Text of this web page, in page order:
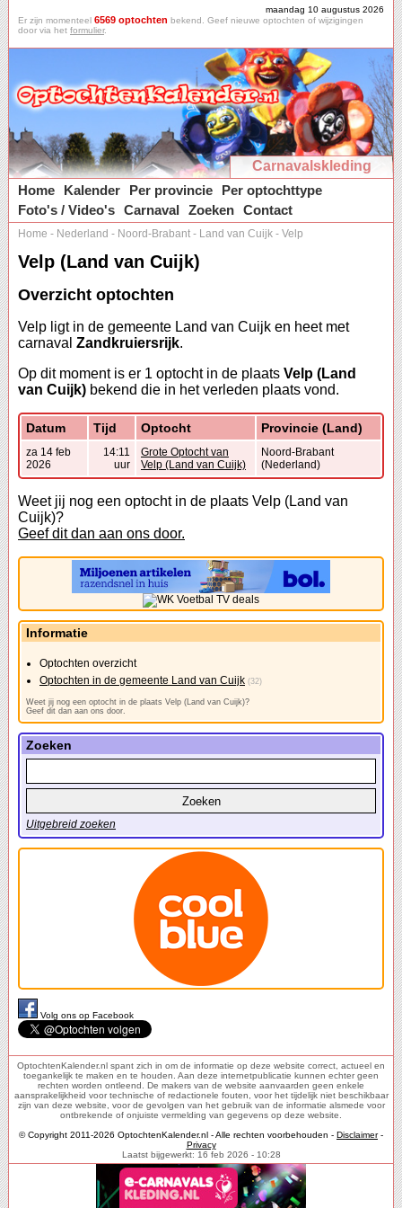
maandag 10 augustus 2026
Er zijn momenteel 6569 optochten bekend. Geef nieuwe optochten of wijzigingen
door via het formulier.
Carnavalskleding
Home
Kalender Per provincie
Per optochttype
Foto's / Video's Carnaval Zoeken Contact
Home - Nederland - Noord-Brabant - Land van Cuijk - Velp
Velp (Land van Cuijk)
Overzicht optochten
Velp ligt in de gemeente Land van Cuijk en heet met
carnaval Zandkruiersrijk.
Op dit moment is er 1 optocht in de plaats Velp (Land
van Cuijk) bekend die in het verleden plaats vond.
Datum Tijd Optocht Provincie (Land)
za 14 feb
2026
14:11
uur
Grote Optocht van
Velp (Land van Cuijk)
Noord-Brabant
(Nederland)
Weet jij nog een optocht in de plaats Velp (Land van
Cuijk)?
Geef dit dan aan ons door.
Informatie
Optochten overzicht
Optochten in de gemeente Land van Cuijk (32)
Weet jij nog een optocht in de plaats Velp (Land van Cuijk)?
Geef dit dan aan ons door.
Zoeken
Uitgebreid zoeken
Volg ons op Facebook
OptochtenKalender.nl spant zich in om de informatie op deze website correct, actueel en
toegankelijk te maken en te houden. Aan deze internetpublicatie kunnen echter geen
rechten worden ontleend. De makers van de website aanvaarden geen enkele
aansprakelijkheid voor technische of redactionele fouten, voor het tijdelijk niet beschikbaar
zijn van deze website, voor de gevolgen van het gebruik van de informatie alsmede voor
ontbrekende of onjuiste vermelding van gegevens op deze website.
© Copyright 2011-2026 OptochtenKalender.nl - Alle rechten voorbehouden - Disclaimer-
Privacy
Laatst bijgewerkt: 16 feb 2026 - 10:28